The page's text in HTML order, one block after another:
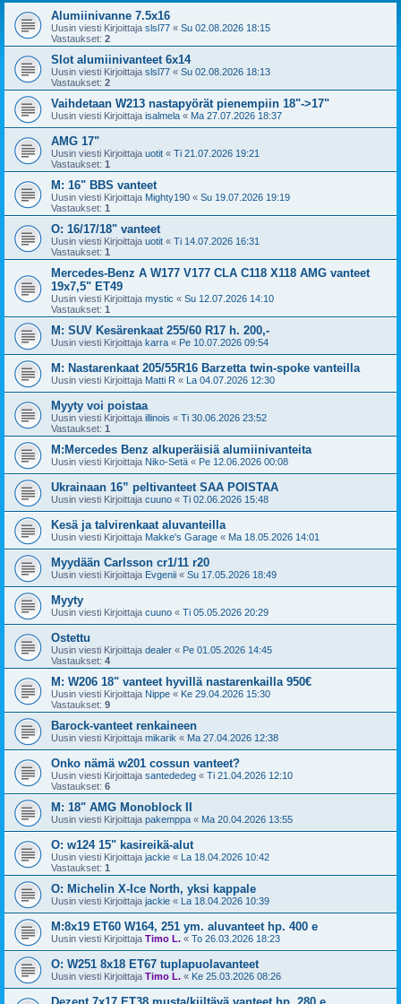
Alumiinivanne 7.5x16
Uusin viesti Kirjoittaja slsl77 « Su 02.08.2026 18:15
Vastaukset: 2
Slot alumiinivanteet 6x14
Uusin viesti Kirjoittaja slsl77 « Su 02.08.2026 18:13
Vastaukset: 2
Vaihdetaan W213 nastapyörät pienempiin 18"->17"
Uusin viesti Kirjoittaja isalmela « Ma 27.07.2026 18:37
AMG 17"
Uusin viesti Kirjoittaja uotit « Ti 21.07.2026 19:21
Vastaukset: 1
M: 16" BBS vanteet
Uusin viesti Kirjoittaja Mighty190 « Su 19.07.2026 19:19
Vastaukset: 1
O: 16/17/18" vanteet
Uusin viesti Kirjoittaja uotit « Ti 14.07.2026 16:31
Vastaukset: 1
Mercedes-Benz A W177 V177 CLA C118 X118 AMG vanteet
19x7,5" ET49
Uusin viesti Kirjoittaja mystic « Su 12.07.2026 14:10
Vastaukset: 1
M: SUV Kesärenkaat 255/60 R17 h. 200,-
Uusin viesti Kirjoittaja karra « Pe 10.07.2026 09:54
M: Nastarenkaat 205/55R16 Barzetta twin-spoke vanteilla
Uusin viesti Kirjoittaja Matti R « La 04.07.2026 12:30
Myyty voi poistaa
Uusin viesti Kirjoittaja illinois « Ti 30.06.2026 23:52
Vastaukset: 1
M:Mercedes Benz alkuperäisiä alumiinivanteita
Uusin viesti Kirjoittaja Niko-Setä « Pe 12.06.2026 00:08
Ukrainaan 16” peltivanteet SAA POISTAA
Uusin viesti Kirjoittaja cuuno « Ti 02.06.2026 15:48
Kesä ja talvirenkaat aluvanteilla
Uusin viesti Kirjoittaja Makke's Garage « Ma 18.05.2026 14:01
Myydään Carlsson cr1/11 r20
Uusin viesti Kirjoittaja Evgenii « Su 17.05.2026 18:49
Myyty
Uusin viesti Kirjoittaja cuuno « Ti 05.05.2026 20:29
Ostettu
Uusin viesti Kirjoittaja dealer « Pe 01.05.2026 14:45
Vastaukset: 4
M: W206 18" vanteet hyvillä nastarenkailla 950€
Uusin viesti Kirjoittaja Nippe « Ke 29.04.2026 15:30
Vastaukset: 9
Barock-vanteet renkaineen
Uusin viesti Kirjoittaja mikarik « Ma 27.04.2026 12:38
Onko nämä w201 cossun vanteet?
Uusin viesti Kirjoittaja santededeg « Ti 21.04.2026 12:10
Vastaukset: 6
M: 18" AMG Monoblock II
Uusin viesti Kirjoittaja pakemppa « Ma 20.04.2026 13:55
O: w124 15" kasireikä-alut
Uusin viesti Kirjoittaja jackie « La 18.04.2026 10:42
Vastaukset: 1
O: Michelin X-Ice North, yksi kappale
Uusin viesti Kirjoittaja jackie « La 18.04.2026 10:39
M:8x19 ET60 W164, 251 ym. aluvanteet hp. 400 e
Uusin viesti Kirjoittaja Timo L. « To 26.03.2026 18:23
O: W251 8x18 ET67 tuplapuolavanteet
Uusin viesti Kirjoittaja Timo L. « Ke 25.03.2026 08:26